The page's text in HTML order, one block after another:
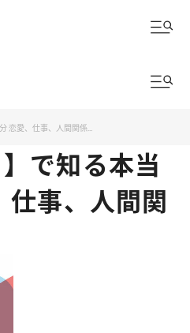
恋愛、仕事、人間関係…
】で知る本当
仕事、人間関